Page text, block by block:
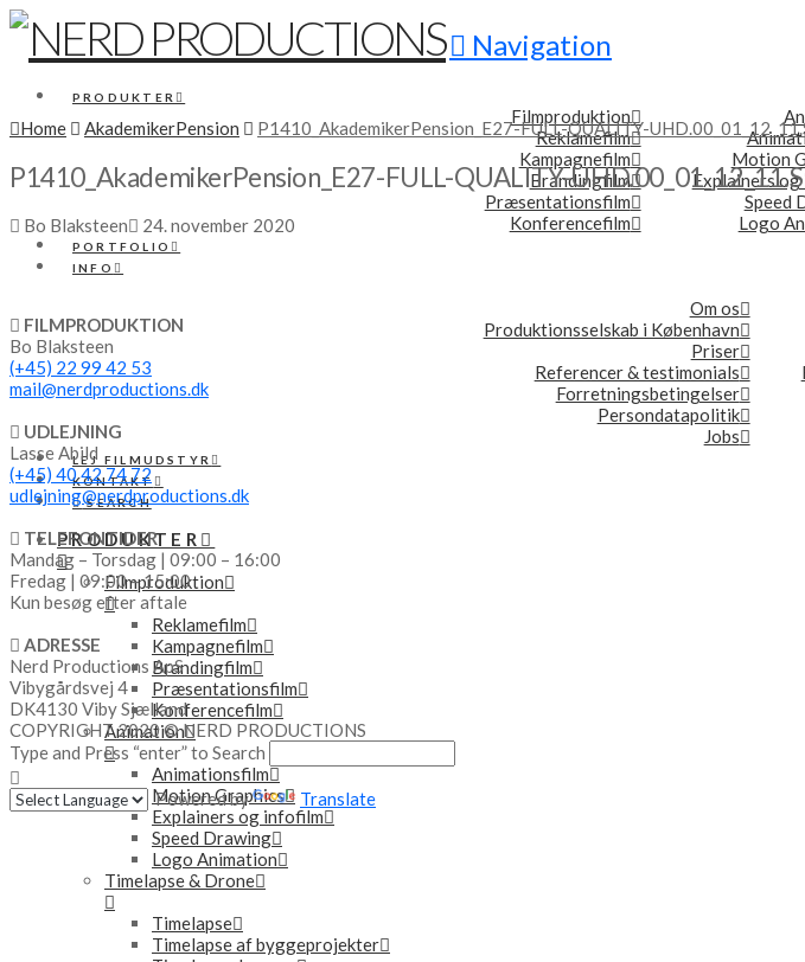
Navigation
PRODUKTER
Filmproduktion
Reklamefilm
Kampagnefilm
Brandingfilm
Præsentationsfilm
Konferencefilm
Motion
Explainers
Speed
Logo
PORTFOLIO
INFO
Om os
Produktionsselskab i København
Priser
Referencer & testimonials
Forretningsbetingelser
Persondatapolitik
Jobs
LEJ FILMUDSTYR
KONTAKT
SEARCH
PRODUKTER
Filmproduktion
Reklamefilm
Kampagnefilm
Brandingfilm
Præsentationsfilm
Konferencefilm
Animation
Animationsfilm
Motion Graphics
Explainers og infofilm
Speed Drawing
Logo Animation
Timelapse & Drone
Timelapse
Timelapse af byggeprojekter
Home AkademikerPension P1410_AkademikerPension_E27-FULL-QUALITY-
P1410_AkademikerPension_E27-FULL-QUALITY-
Bo Blaksteen 24. november 2020
FILMPRODUKTION
Bo Blaksteen
(+45) 22 99 42 53
mail@nerdproductions.dk
UDLEJNING
Lasse Abild
(+45) 40 42 74 72
udlejning@nerdproductions.dk
TELEFONTIDER
Mandag – Torsdag | 09:00 – 16:00
Fredag | 09:00 – 15:00
Kun besøg efter aftale
ADRESSE
Nerd Productions ApS
Vibygårdsvej 4
DK4130 Viby Sjælland
COPYRIGHT 2020 © NERD PRODUCTIONS
Type and Press “enter” to Search
Powered by Translate